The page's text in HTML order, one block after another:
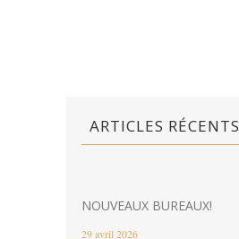
ARTICLES RÉCENTS
NOUVEAUX BUREAUX!
29 avril 2026